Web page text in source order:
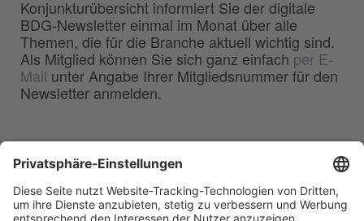
Konjunkturübersicht informiert Sie der digitale
BDG-Newsletter einmal im Monat über alle
Themen, die für die Branche aktuell wichtig sind.
Als Mitglied können Sie sich ganz einfach per E-
Mail unter Angabe Ihrer Mitgliedsnummer für den
Newsletter anmelden.